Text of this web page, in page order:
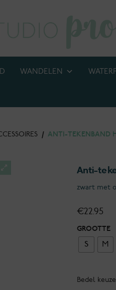
WANDELEN
/ ANTI-TEKENBAND
Anti-
zwart met
€22.95
GROOTTE
S M
Bedel keuze